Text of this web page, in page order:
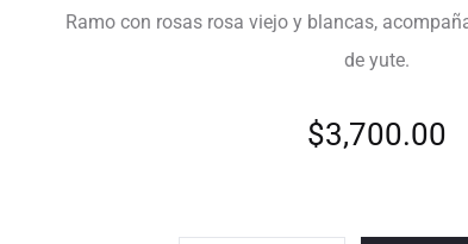
Ramo con rosas rosa viejo y blancas,
de yute.
$3,700.00